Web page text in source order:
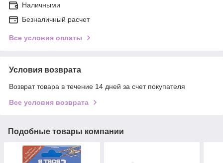
Наличными
Безналичный расчет
Все условия оплаты
Условия возврата
Возврат товара в течение 14 дней за счет покупателя
Все условия возврата
Подобные товары компании